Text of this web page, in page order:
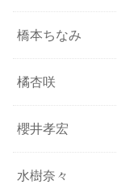
橋本ちなみ
橘杏咲
櫻井孝宏
水樹奈々